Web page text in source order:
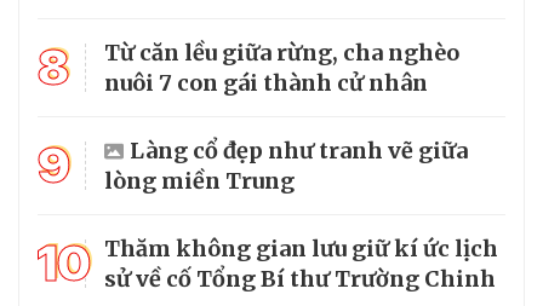
8
Từ căn lều giữa rừng, cha nghèo
nuôi 7 con gái thành cử nhân
9
Làng cổ đẹp như tranh vẽ giữa
lòng miền Trung
10 Thăm không gian lưu giữ kí ức lịch
sử về cố Tổng Bí thư Trường Chinh